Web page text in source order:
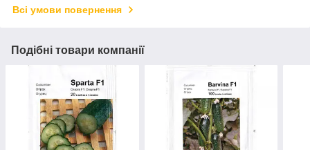
Всі умови повернення
Подібні товари компанії